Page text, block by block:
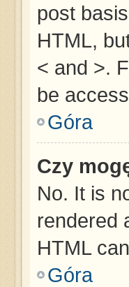
post
HTML,
< and >.
be
Góra
Czy
No. It is
rendered
HTML
Góra